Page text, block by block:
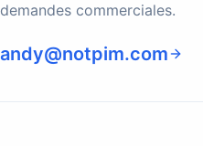
demandes commerciales.
andy@notpim.com